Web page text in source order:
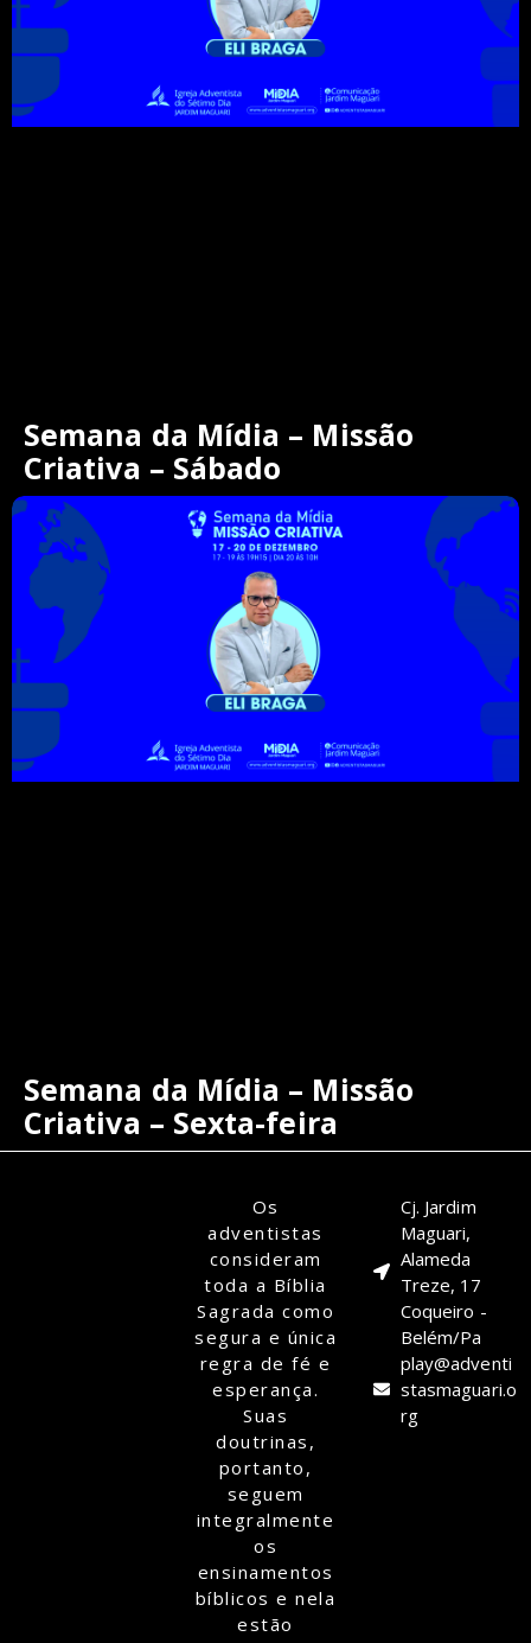
Semana da Mídia – Missão
Criativa – Sábado
Semana da Mídia – Missão
Criativa – Sexta-feira
Os
adventistas
consideram
toda a Bíblia
Sagrada como
segura e única
regra de fé e
esperança.
Suas
doutrinas,
portanto,
seguem
integralmente
os
ensinamentos
bíblicos e nela
estão
Cj. Jardim
Maguari,
Alameda
Treze, 17
Coqueiro -
Belém/Pa
play@adventi
stasmaguari.o
rg